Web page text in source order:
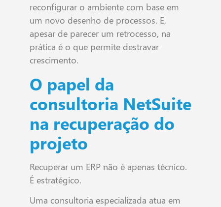
reconfigurar o ambiente com base em
um novo desenho de processos. E,
apesar de parecer um retrocesso, na
prática é o que permite destravar
crescimento.
O papel da
consultoria NetSuite
na recuperação do
projeto
Recuperar um ERP não é apenas técnico.
É estratégico.
Uma consultoria especializada atua em